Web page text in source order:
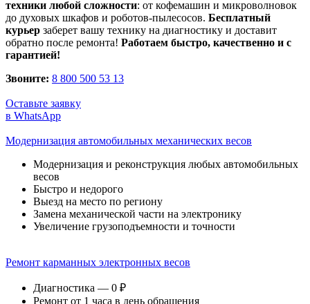
техники любой сложности: от кофемашин и микроволновок
до духовых шкафов и роботов-пылесосов. Бесплатный
курьер заберет вашу технику на диагностику и доставит
обратно после ремонта! Работаем быстро, качественно и с
гарантией!
Звоните: 8 800 500 53 13
Оставьте заявку
в WhatsApp
Модернизация автомобильных механических весов
Модернизация и реконструкция любых автомобильных
весов
Быстро и недорого
Выезд на место по региону
Замена механической части на электронику
Увеличение грузоподъемности и точности
Ремонт карманных электронных весов
Диагностика — 0 ₽
Ремонт от 1 часа в день обращения